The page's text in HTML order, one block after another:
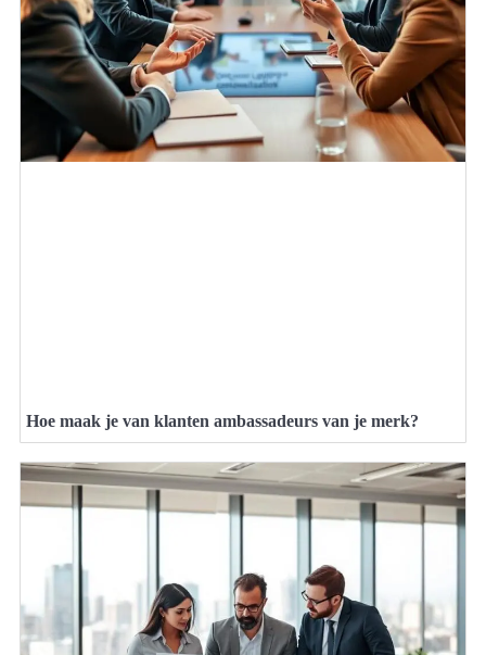
Hoe maak je van klanten ambassadeurs van je merk?